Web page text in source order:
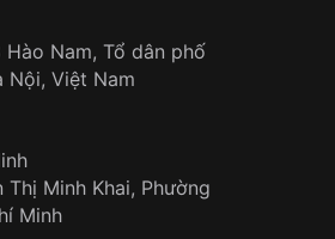
lợi khách hàng
khách hàng trong suốt quá
Hào Nam, Tổ dân phố
Nội, Việt Nam
Thị Minh Khai, Phường
Minh